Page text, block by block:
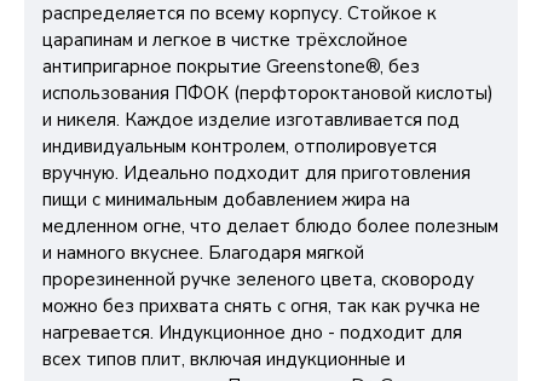
распределяется по всему корпусу. Стойкое к
царапинам и легкое в чистке трёхслойное
антипригарное покрытие Greenstone®, без
использования ПФОК (перфтороктановой кислоты)
и никеля. Каждое изделие изготавливается под
индивидуальным контролем, отполировуется
вручную. Идеально подходит для приготовления
пищи с минимальным добавлением жира на
медленном огне, что делает блюдо более полезным
и намного вкуснее. Благодаря мягкой
прорезиненной ручке зеленого цвета, сковороду
можно без прихвата снять с огня, так как ручка не
нагревается. Индукционное дно - подходит для
всех типов плит, включая индукционные и